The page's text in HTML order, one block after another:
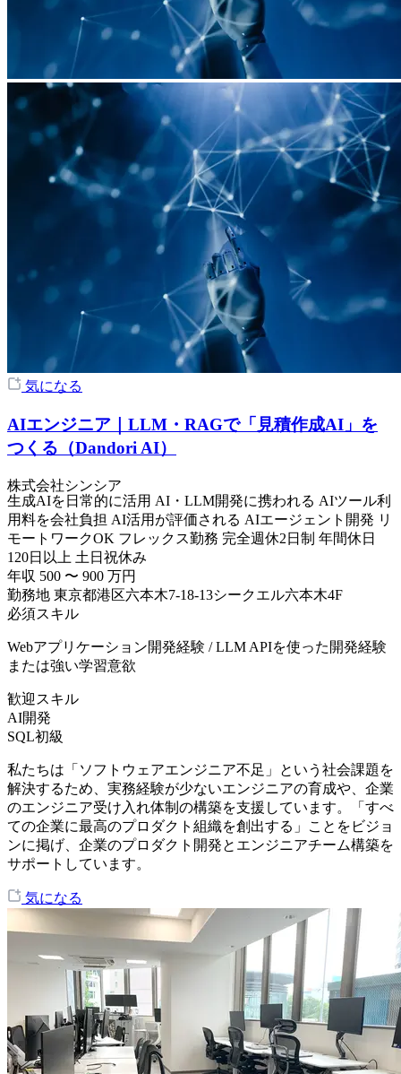
気になる
AIエンジニア｜LLM・RAGで「見積作成AI」を
つくる（Dandori AI）
株式会社シンシア
生成AIを日常的に活用 AI・LLM開発に携われる AIツール利
用料を会社負担 AI活用が評価される AIエージェント開発 リ
モートワークOK フレックス勤務 完全週休2日制 年間休日
120日以上 土日祝休み
年収 500 〜 900 万円
勤務地 東京都港区六本木7-18-13シークエル六本木4F
必須スキル
Webアプリケーション開発経験 / LLM APIを使った開発経験
または強い学習意欲
歓迎スキル
AI開発
SQL初級
私たちは「ソフトウェアエンジニア不足」という社会課題を
解決するため、実務経験が少ないエンジニアの育成や、企業
のエンジニア受け入れ体制の構築を支援しています。「すべ
ての企業に最高のプロダクト組織を創出する」ことをビジョ
ンに掲げ、企業のプロダクト開発とエンジニアチーム構築を
サポートしています。
気になる